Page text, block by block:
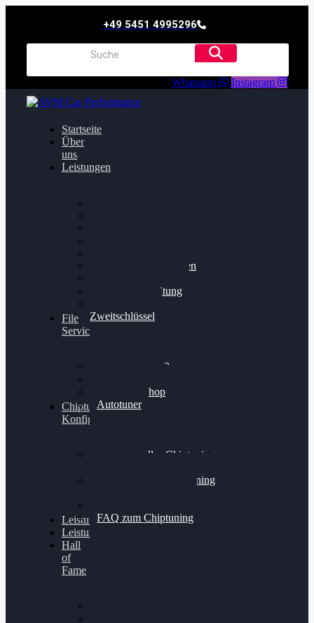
+49 5451 4995296
Whatsapp Instagram
Startseite
Über
uns
Leistungen
Getriebeoptimierung
Bremsscheiben planen
Felgenaufbereitung
Zweitschlüssel
File
Service
Alientech Kess3
Alientech Shop
Autotuner
Chiptuning
Konfigurator
Professionelles Chiptuning
Professionelles Chiptuning
FAQ zum Chiptuning
Leistungsmessung
Leistungsprüfstand
Hall
of
Fame